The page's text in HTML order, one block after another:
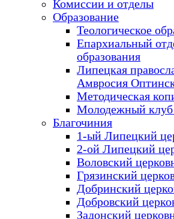
Комиссии и отделы
Образование
Теологическое
Епархиальный
образования
Липецкая
Амвросия
Методическая
Молодежный клуб
Благочиния
1-ый Липецкий
2-ой Липецкий
Воловский
Грязинский
Добринский
Добровский
Задонский